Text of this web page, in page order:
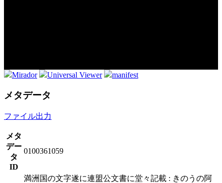
Mirador Universal Viewer manifest
メタデータ
ファイル出力
メタ
デー
タ
ID
0100361059
満洲国の文字遂に連盟公文書に堂々記載 : きのうの阿